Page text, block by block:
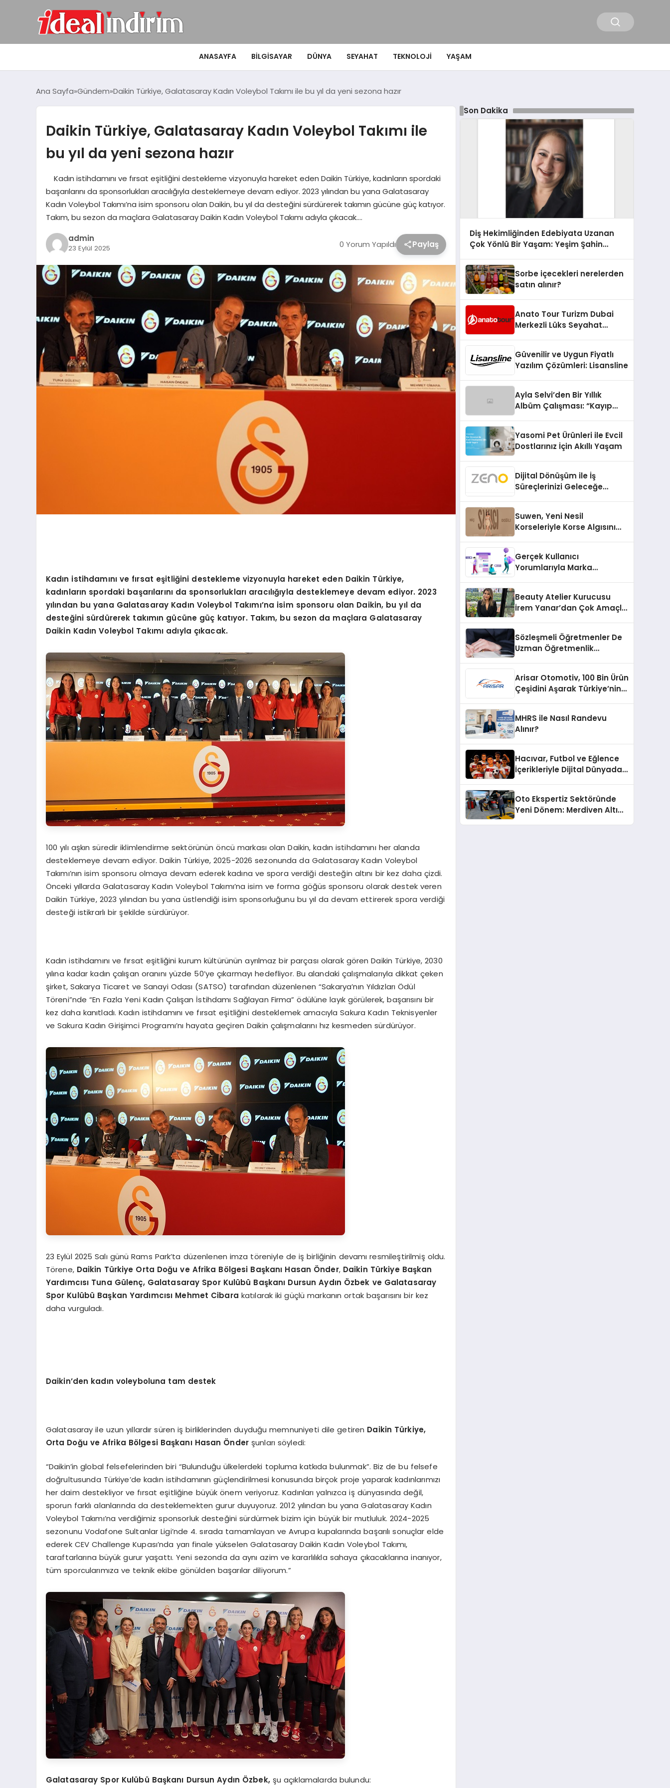
ANASAYFA BILGISAYAR DÜNYA SEYAHAT TEKNOLOJI YAŞAM
Ana Sayfa Gündem Daikin Türkiye, Galatasaray Kadın Voleybol Takımı ile bu yıl da yeni sezona hazır
Daikin Türkiye, Galatasaray Kadın Voleybol Takımı ile
bu yıl da yeni sezona hazır
Kadın istihdamını ve fırsat eşitliğini destekleme vizyonuyla hareket eden Daikin Türkiye, kadınların spordaki
başarılarını da sponsorlukları aracılığıyla desteklemeye devam ediyor. 2023 yılından bu yana Galatasaray
Kadın Voleybol Takımı’na isim sponsoru olan Daikin, bu yıl da desteğini sürdürerek takımın gücüne güç katıyor.
Takım, bu sezon da maçlara Galatasaray Daikin Kadın Voleybol Takımı adıyla çıkacak….
admin
23 Eylül 2025 0 Yorum Yapıldı Paylaş
Kadın istihdamını ve fırsat eşitliğini destekleme vizyonuyla hareket eden Daikin Türkiye,
kadınların spordaki başarılarını da sponsorlukları aracılığıyla desteklemeye devam ediyor. 2023
yılından bu yana Galatasaray Kadın Voleybol Takımı’na isim sponsoru olan Daikin, bu yıl da
desteğini sürdürerek takımın gücüne güç katıyor. Takım, bu sezon da maçlara Galatasaray
Daikin Kadın Voleybol Takımı adıyla çıkacak.
100 yılı aşkın süredir iklimlendirme sektörünün öncü markası olan Daikin, kadın istihdamını her alanda
desteklemeye devam ediyor. Daikin Türkiye, 2025-2026 sezonunda da Galatasaray Kadın Voleybol
Takımı’nın isim sponsoru olmaya devam ederek kadına ve spora verdiği desteğin altını bir kez daha çizdi.
Önceki yıllarda Galatasaray Kadın Voleybol Takımı’na isim ve forma göğüs sponsoru olarak destek veren
Daikin Türkiye, 2023 yılından bu yana üstlendiği isim sponsorluğunu bu yıl da devam ettirerek spora verdiği
desteği istikrarlı bir şekilde sürdürüyor.
Kadın istihdamını ve fırsat eşitliğini kurum kültürünün ayrılmaz bir parçası olarak gören Daikin Türkiye, 2030
yılına kadar kadın çalışan oranını yüzde 50’ye çıkarmayı hedefliyor. Bu alandaki çalışmalarıyla dikkat çeken
şirket, Sakarya Ticaret ve Sanayi Odası (SATSO) tarafından düzenlenen “Sakarya’nın Yıldızları Ödül
Töreni”nde “En Fazla Yeni Kadın Çalışan İstihdamı Sağlayan Firma” ödülüne layık görülerek, başarısını bir
kez daha kanıtladı. Kadın istihdamını ve fırsat eşitliğini desteklemek amacıyla Sakura Kadın Teknisyenler
ve Sakura Kadın Girişimci Programı’nı hayata geçiren Daikin çalışmalarını hız kesmeden sürdürüyor.
23 Eylül 2025 Salı günü Rams Park’ta düzenlenen imza töreniyle de iş birliğinin devamı resmileştirilmiş oldu.
Törene, Daikin Türkiye Orta Doğu ve Afrika Bölgesi Başkanı Hasan Önder,Daikin Türkiye Başkan
Yardımcısı Tuna Gülenç, Galatasaray Spor Kulübü Başkanı Dursun Aydın Özbek ve Galatasaray
Spor Kulübü Başkan Yardımcısı Mehmet Cibara katılarak iki güçlü markanın ortak başarısını bir kez
daha vurguladı.
Daikin’den kadın voleyboluna tam destek
Galatasaray ile uzun yıllardır süren iş birliklerinden duyduğu memnuniyeti dile getiren Daikin Türkiye,
Orta Doğu ve Afrika Bölgesi Başkanı Hasan Önder şunları söyledi:
“Daikin’in global felsefelerinden biri “Bulunduğu ülkelerdeki topluma katkıda bulunmak”. Biz de bu felsefe
doğrultusunda Türkiye’de kadın istihdamının güçlendirilmesi konusunda birçok proje yaparak kadınlarımızı
her daim destekliyor ve fırsat eşitliğine büyük önem veriyoruz. Kadınları yalnızca iş dünyasında değil,
sporun farklı alanlarında da desteklemekten gurur duyuyoruz. 2012 yılından bu yana Galatasaray Kadın
Voleybol Takımı’na verdiğimiz sponsorluk desteğini sürdürmek bizim için büyük bir mutluluk. 2024-2025
sezonunu Vodafone Sultanlar Ligi’nde 4. sırada tamamlayan ve Avrupa kupalarında başarılı sonuçlar elde
ederek CEV Challenge Kupası’nda yarı finale yükselen Galatasaray Daikin Kadın Voleybol Takımı,
taraftarlarına büyük gurur yaşattı. Yeni sezonda da aynı azim ve kararlılıkla sahaya çıkacaklarına inanıyor,
tüm sporcularımıza ve teknik ekibe gönülden başarılar diliyorum.”
Galatasaray Spor Kulübü Başkanı Dursun Aydın Özbek,şu açıklamalarda bulundu:
Son Dakika
Diş Hekimliğinden Edebiyata Uzanan
Çok Yönlü Bir Yaşam: Yeşim Şahin
Sorbe içecekleri nerelerden
satın alınır?
Anato Tour Turizm Dubai
Merkezli Lüks Seyahat
Güvenilir ve Uygun Fiyatlı
Yazılım Çözümleri: Lisansline
Ayla Selvi’den Bir Yıllık
Albüm Çalışması: “Kayıp
Yasomi Pet Ürünleri ile Evcil
Dostlarınız İçin Akıllı Yaşam
Dijital Dönüşüm ile İş
Süreçlerinizi Geleceğe
Suwen, Yeni Nesil
Korseleriyle Korse Algısını
Gerçek Kullanıcı
Yorumlarıyla Marka
Beauty Atelier Kurucusu
İrem Yanar’dan Çok Amaçlı
Sözleşmeli Öğretmenler De
Uzman Öğretmenlik
Arisar Otomotiv, 100 Bin Ürün
Çeşidini Aşarak Türkiye’nin
Platformlarından Biri Oldu
MHRS ile Nasıl Randevu
Alınır?
Hacıvar, Futbol ve Eğlence
İçerikleriyle Dijital Dünyada
Oto Ekspertiz Sektöründe
Yeni Dönem: Merdiven Altı